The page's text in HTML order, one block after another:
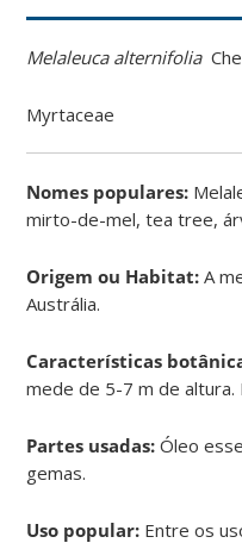
Melaleuca alternifolia
Myrtaceae
Nomes populares:
mirto-de-mel, tea tree,
Origem ou Habitat:A
Austrália.
Características
mede de 5-7 m de altura.
Partes usadas: Óleo
gemas.
Uso popular: Entre os